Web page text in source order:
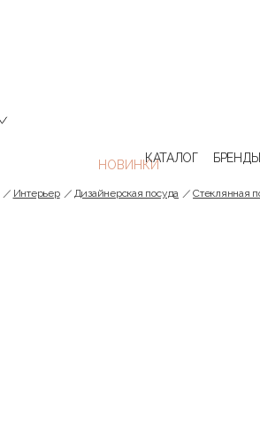
КАТАЛОГ БРЕНДЫ
Интерьер Дизайнерская посуда Стеклянная